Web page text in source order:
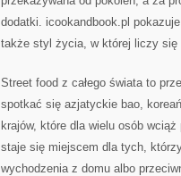
dodatki. icookandbook.pl
także styl życia, w której liczy się
Street food z całego świata to
spotkać się azjatyckie bao,
krajów, które dla wielu osób
staje się miejscem dla tych,
wychodzenia z domu albo